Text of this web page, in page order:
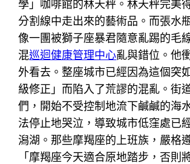
學」咖啡館的林天秤。林天秤完美
分割線中走出來的藝術品。而張水
像一團被獅子座暴君隨意亂踢的毛
混巡迴健康管理中心亂與錯位。他
外看去。整座城市已經因為這個突
級修正」而陷入了荒謬的混亂。街
們，開始不受控制地流下鹹鹹的海
法停止地哭泣，導致城市低窪處已
潟湖。那些摩羯座的上班族，嚴格
「摩羯座今天適合原地踏步，否則